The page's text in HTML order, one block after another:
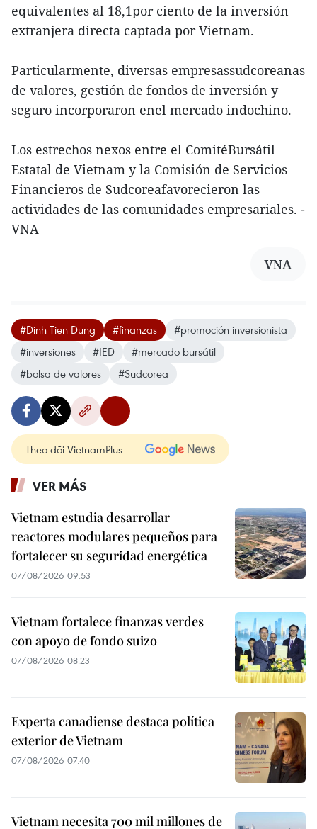
equivalentes al 18,1por ciento de la inversión
extranjera directa captada por Vietnam.
Particularmente, diversas empresassudcoreanas
de valores, gestión de fondos de inversión y
seguro incorporaron enel mercado indochino.
Los estrechos nexos entre el ComitéBursátil
Estatal de Vietnam y la Comisión de Servicios
Financieros de Sudcoreafavorecieron las
actividades de las comunidades empresariales. -
VNA
VNA
#Dinh Tien Dung #finanzas
#promoción inversionista
#inversiones
#IED
#mercado bursátil
#bolsa de valores
#Sudcorea
Theo dõi VietnamPlus
VER MÁS
Vietnam estudia desarrollar
reactores modulares pequeños para
fortalecer su seguridad energética
07/08/2026 09:53
Vietnam fortalece finanzas verdes
con apoyo de fondo suizo
07/08/2026 08:23
Experta canadiense destaca política
exterior de Vietnam
07/08/2026 07:40
Vietnam necesita 700 mil millones de